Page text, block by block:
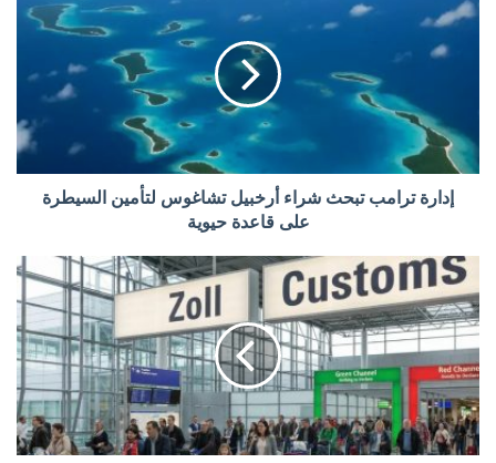
إدارة ترامب تبحث شراء أرخبيل تشاغوس لتأمين السيطرة
على قاعدة حيوية